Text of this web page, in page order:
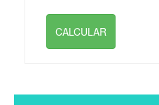
CALCULAR